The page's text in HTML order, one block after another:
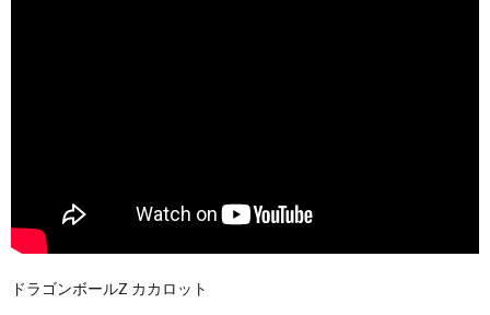
ドラゴンボールZ カカロット